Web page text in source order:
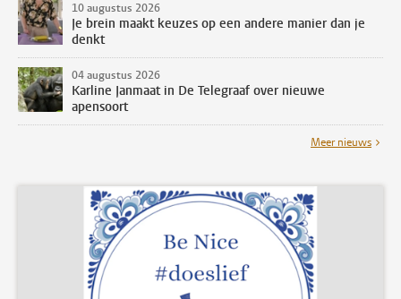
10 augustus 2026
Je brein maakt keuzes op een andere manier dan je
denkt
04 augustus 2026
Karline Janmaat in De Telegraaf over nieuwe
apensoort
Meer nieuws